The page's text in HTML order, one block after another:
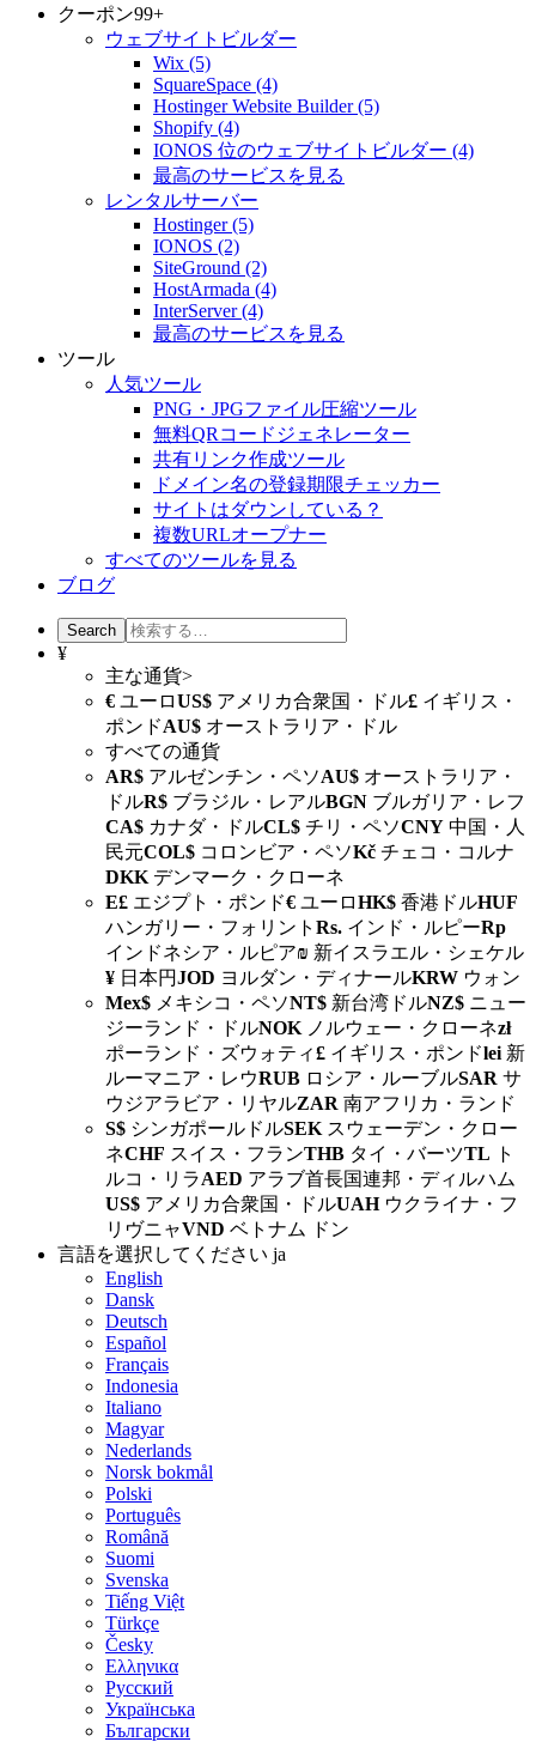
クーポン99+
ウェブサイトビルダー
Wix (5)
SquareSpace (4)
Hostinger Website Builder(5)
Shopify (4)
IONOS 位のウェブサイトビルダー (4)
最高のサービスを見る
レンタルサーバー
Hostinger(5)
IONOS (2)
SiteGround (2)
HostArmada (4)
InterServer(4)
最高のサービスを見る
ツール
人気ツール
PNG・JPGファイル圧縮ツール
無料QRコードジェネレーター
共有リンク作成ツール
ドメイン名の登録期限チェッカー
サイトはダウンしている？
複数URLオープナー
すべてのツールを見る
ブログ
¥
主な通貨>
€ ユーロUS$ アメリカ合衆国・ドル£ イギリス・
ポンドAU$ オーストラリア・ドル
すべての通貨
AR$ アルゼンチン・ペソAU$ オーストラリア・
ドルR$ ブラジル・レアルBGN ブルガリア・レフ
CA$ カナダ・ドルCL$ チリ・ペソCNY 中国・人
民元COL$ コロンビア・ペソKč チェコ・コルナ
DKK デンマーク・クローネ
E£ エジプト・ポンド€ ユーロHK$ 香港ドルHUF
ハンガリー・フォリント Rs. インド・ルピーRp
インドネシア・ルピア₪ 新イスラエル・シェケル
¥ 日本円JOD ヨルダン・ディナールKRW ウォン
Mex$ メキシコ・ペソNT$ 新台湾ドルNZ$ ニュー
ジーランド・ドルNOK ノルウェー・クローネzł
ポーランド・ズウォティ£ イギリス・ポンドlei 新
ルーマニア・レウRUB ロシア・ルーブルSAR サ
ウジアラビア・リヤルZAR 南アフリカ・ランド
S$ シンガポールドルSEK スウェーデン・クロー
ネCHF スイス・フランTHB タイ・バーツTL ト
ルコ・リラAED アラブ首長国連邦・ディルハム
US$ アメリカ合衆国・ドルUAHウクライナ・フ
リヴニャVND ベトナム ドン
言語を選択してください ja
English
Dansk
Deutsch
Español
Français
Indonesia
Italiano
Magyar
Nederlands
Norsk bokmål
Polski
Português
Română
Suomi
Svenska
Tiếng Việt
Türkçe
Česky
Ελληνικα
Русский
Українська
Български